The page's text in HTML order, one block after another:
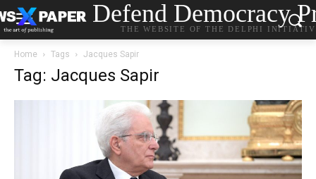
Defend Democracy
THE WEBSITE OF THE DELPHI
Home Tags Jacques Sapir
Tag: Jacques Sapir